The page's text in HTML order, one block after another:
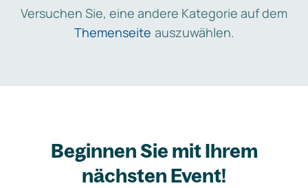
Versuchen Sie, eine andere Kategorie auf dem
Themenseite auszuwählen.
Beginnen Sie mit Ihrem
nächsten Event!